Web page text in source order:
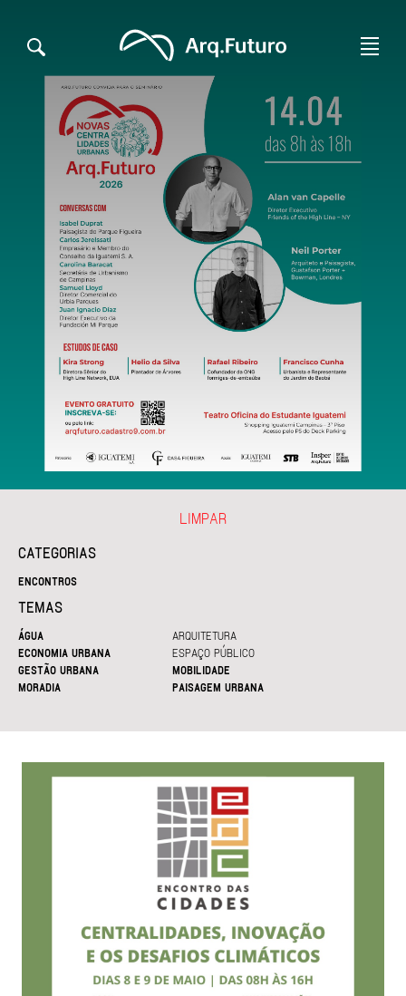
CATEGORIAS
ENCONTROS
TEMAS
ÁGUA
ARQUITETURA
ECONOMIA URBANA
ESPAÇO PÚBLICO
GESTÃO URBANA
MOBILIDADE
MORADIA
PAISAGEM URBANA
LIMPAR